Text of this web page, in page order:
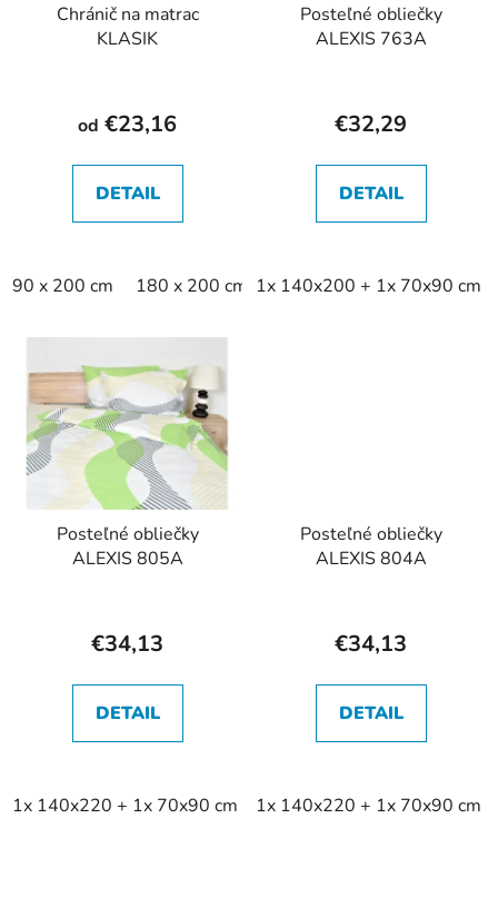
Chránič na matrac
KLASIK
od €23,16
DETAIL
90 x 200 cm 180 x 200 cm
Posteľné obliečky
ALEXIS 763A
€32,29
DETAIL
1x 140x200 + 1x 70x90 cm
Posteľné obliečky
ALEXIS 805A
€34,13
DETAIL
1x 140x220 + 1x 70x90 cm
Posteľné obliečky
ALEXIS 804A
€34,13
DETAIL
1x 140x220 + 1x 70x90 cm